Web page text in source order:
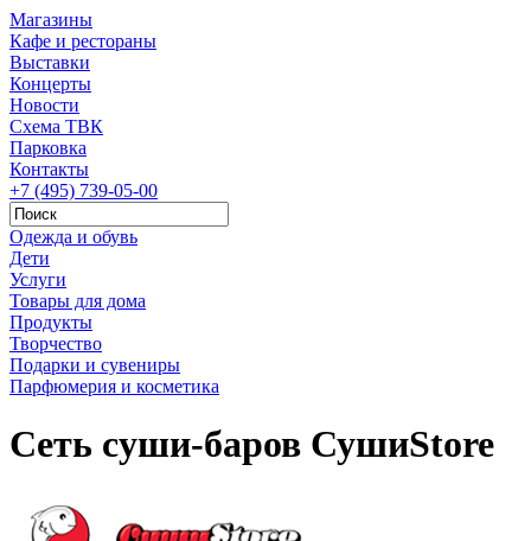
Магазины
Кафе и рестораны
Выставки
Концерты
Новости
Схема ТВК
Парковка
Контакты
+7 (495) 739-05-00
Одежда и обувь
Дети
Услуги
Товары для дома
Продукты
Творчество
Подарки и сувениры
Парфюмерия и косметика
Сеть суши-баров СушиStore